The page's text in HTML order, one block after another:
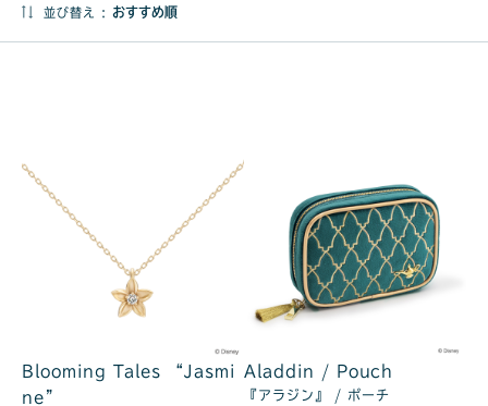
並び替え :
Blooming Tales “Jasmi
ne”
Aladdin / Pouch
『アラジン』 / ポーチ